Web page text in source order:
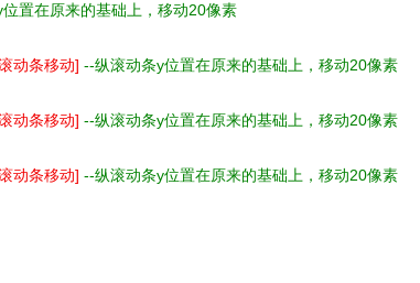
置在原来的基础上，移动20像素
动条移动] --纵滚动条y位置在原来的基础上，移动20像素
动条移动] --纵滚动条y位置在原来的基础上，移动20像素
动条移动] --纵滚动条y位置在原来的基础上，移动20像素